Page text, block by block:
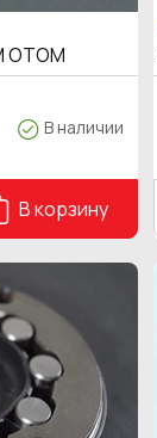
OTOM
В наличии
В корзину